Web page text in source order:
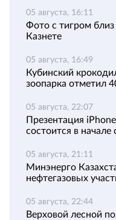
05 августа, 16:11
Фото с тигром
Казнете
05 августа, 16:49
Кубинский
зоопарка отметил
05 августа, 22:07
Презентация
состоится в начале
05 августа, 21:11
Минэнерго
нефтегазовых
05 августа, 22:44
Верховой лесной